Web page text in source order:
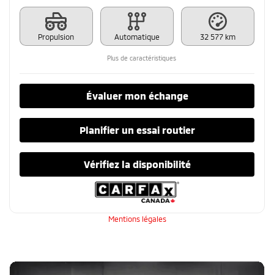
Propulsion Automatique 32 577 km
Plus de caractéristiques
Évaluer mon échange
Planifier un essai routier
Vérifiez la disponibilité
Mentions légales